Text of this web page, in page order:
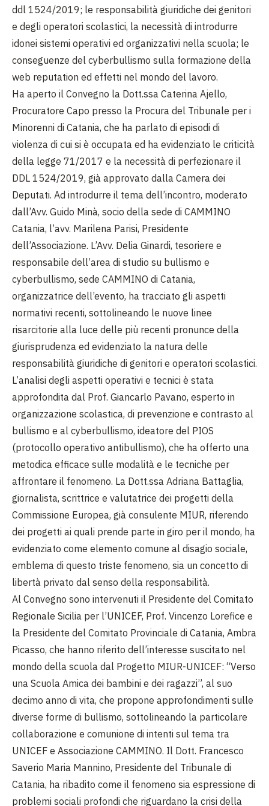
ddl 1524/2019; le responsabilità giuridiche dei genitori
e degli operatori scolastici, la necessità di introdurre
idonei sistemi operativi ed organizzativi nella scuola; le
conseguenze del cyberbullismo sulla formazione della
web reputation ed effetti nel mondo del lavoro.
Ha aperto il Convegno la Dott.ssa Caterina Ajello,
Procuratore Capo presso la Procura del Tribunale per i
Minorenni di Catania, che ha parlato di episodi di
violenza di cui si è occupata ed ha evidenziato le criticità
della legge 71/2017 e la necessità di perfezionare il
DDL 1524/2019, già approvato dalla Camera dei
Deputati. Ad introdurre il tema dell’incontro, moderato
dall’Avv. Guido Minà, socio della sede di CAMMINO
Catania, l’avv. Marilena Parisi, Presidente
dell’Associazione. L’Avv. Delia Ginardi, tesoriere e
responsabile dell’area di studio su bullismo e
cyberbullismo, sede CAMMINO di Catania,
organizzatrice dell’evento, ha tracciato gli aspetti
normativi recenti, sottolineando le nuove linee
risarcitorie alla luce delle più recenti pronunce della
giurisprudenza ed evidenziato la natura delle
responsabilità giuridiche di genitori e operatori scolastici.
L’analisi degli aspetti operativi e tecnici è stata
approfondita dal Prof. Giancarlo Pavano, esperto in
organizzazione scolastica, di prevenzione e contrasto al
bullismo e al cyberbullismo, ideatore del PIOS
(protocollo operativo antibullismo), che ha offerto una
metodica efficace sulle modalità e le tecniche per
affrontare il fenomeno. La Dott.ssa Adriana Battaglia,
giornalista, scrittrice e valutatrice dei progetti della
Commissione Europea, già consulente MIUR, riferendo
dei progetti ai quali prende parte in giro per il mondo, ha
evidenziato come elemento comune al disagio sociale,
emblema di questo triste fenomeno, sia un concetto di
libertà privato dal senso della responsabilità.
Al Convegno sono intervenuti il Presidente del Comitato
Regionale Sicilia per l’UNICEF, Prof. Vincenzo Lorefice e
la Presidente del Comitato Provinciale di Catania, Ambra
Picasso, che hanno riferito dell’interesse suscitato nel
mondo della scuola dal Progetto MIUR-UNICEF: “Verso
una Scuola Amica dei bambini e dei ragazzi”, al suo
decimo anno di vita, che propone approfondimenti sulle
diverse forme di bullismo, sottolineando la particolare
collaborazione e comunione di intenti sul tema tra
UNICEF e Associazione CAMMINO. Il Dott. Francesco
Saverio Maria Mannino, Presidente del Tribunale di
Catania, ha ribadito come il fenomeno sia espressione di
problemi sociali profondi che riguardano la crisi della